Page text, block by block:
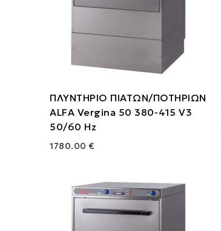
ΠΛΥΝΤΗΡΙΟ ΠΙΑΤΩΝ/ΠΟΤΗΡΙΩΝ
ALFA Vergina 50 380-415 V3
50/60 Ηz
1780.00 €